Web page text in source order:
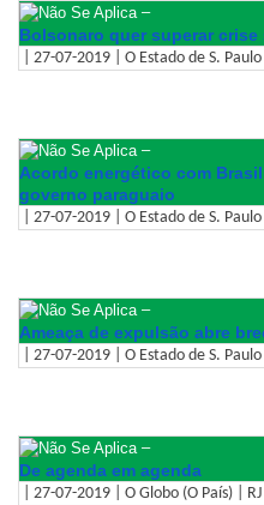
–
Bolsonaro quer superar crise
| 27-07-2019 | O Estado de S.
–
Acordo energético com
governo paraguaio
| 27-07-2019 | O Estado de S.
–
Ameaça de expulsão abre
| 27-07-2019 | O Estado de S.
–
De agenda em agenda
| 27-07-2019 | O Globo (O País) | RJ